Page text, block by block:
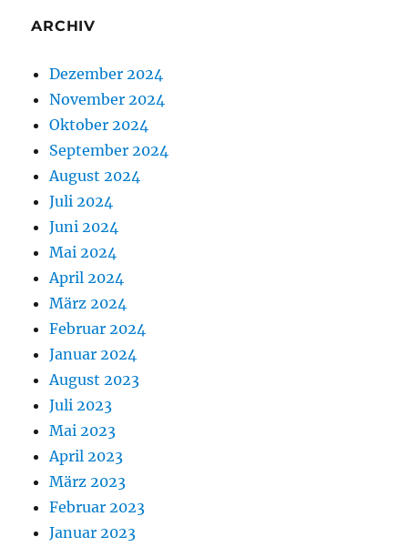
ARCHIV
Dezember 2024
November 2024
Oktober 2024
September 2024
August 2024
Juli 2024
Juni 2024
Mai 2024
April 2024
März 2024
Februar 2024
Januar 2024
August 2023
Juli 2023
Mai 2023
April 2023
März 2023
Februar 2023
Januar 2023